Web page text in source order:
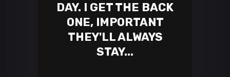
DAY. I GET THE BACK
ONE, IMPORTANT
THEY'LL ALWAYS
STAY...